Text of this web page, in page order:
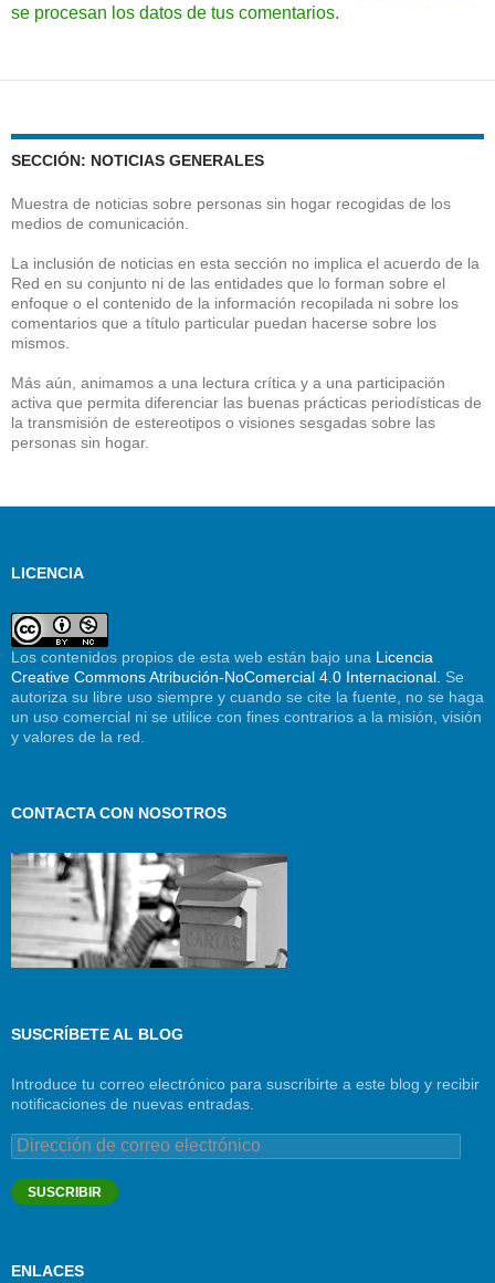
se procesan los datos de tus comentarios.
SECCIÓN: NOTICIAS GENERALES
Muestra de noticias sobre personas sin hogar recogidas de los
medios de comunicación.
La inclusión de noticias en esta sección no implica el acuerdo de la
Red en su conjunto ni de las entidades que lo forman sobre el
enfoque o el contenido de la información recopilada ni sobre los
comentarios que a título particular puedan hacerse sobre los
mismos.
Más aún, animamos a una lectura crítica y a una participación
activa que permita diferenciar las buenas prácticas periodísticas de
la transmisión de estereotipos o visiones sesgadas sobre las
personas sin hogar.
LICENCIA
Los contenidos propios de esta web están bajo una Licencia
Creative Commons Atribución-NoComercial 4.0 Internacional. Se
autoriza su libre uso siempre y cuando se cite la fuente, no se haga
un uso comercial ni se utilice con fines contrarios a la misión, visión
y valores de la red.
CONTACTA CON NOSOTROS
SUSCRÍBETE AL BLOG
Introduce tu correo electrónico para suscribirte a este blog y recibir
notificaciones de nuevas entradas.
Dirección
de
correo
electrónico
SUSCRIBIR
ENLACES